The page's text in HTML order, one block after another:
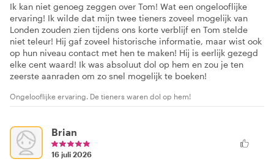
Ik kan niet genoeg zeggen over Tom! Wat een ongelooflijke
ervaring! Ik wilde dat mijn twee tieners zoveel mogelijk van
Londen zouden zien tijdens ons korte verblijf en Tom stelde
niet teleur! Hij gaf zoveel historische informatie, maar wist ook
op hun niveau contact met hen te maken! Hij is eerlijk gezegd
elke cent waard! Ik was absoluut dol op hem en zou je ten
zeerste aanraden om zo snel mogelijk te boeken!
Ongelooflijke ervaring. De tieners waren dol op hem!
Brian
16 juli 2026